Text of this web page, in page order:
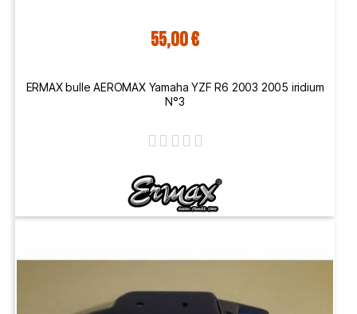
55,00 €
ERMAX bulle AEROMAX Yamaha YZF R6 2003 2005 iridium
N°3
    